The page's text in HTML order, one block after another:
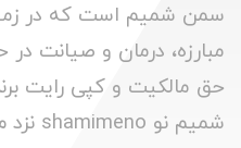
سمن شمیم است که در
مبارزه، درمان و صیانت
شمیم نو shamimeno نزد م.م.ی.م© محفوظ است.